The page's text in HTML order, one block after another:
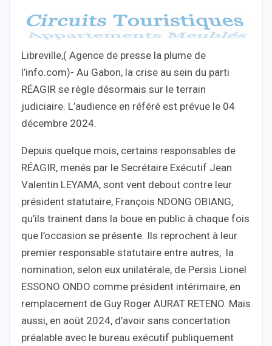
Libreville,( Agence de presse la plume de
l’info.com)- Au Gabon, la crise au sein du parti
RÉAGIR se règle désormais sur le terrain
judiciaire. L’audience en référé est prévue le 04
décembre 2024.
Depuis quelque mois, certains responsables de
RÉAGIR, menés par le Secrétaire Exécutif Jean
Valentin LEYAMA, sont vent debout contre leur
président statutaire, François NDONG OBIANG,
qu’ils trainent dans la boue en public à chaque fois
que l’occasion se présente. Ils reprochent à leur
premier responsable statutaire entre autres, la
nomination, selon eux unilatérale, de Persis Lionel
ESSONO ONDO comme président intérimaire, en
remplacement de Guy Roger AURAT RETENO. Mais
aussi, en août 2024, d’avoir sans concertation
préalable avec le bureau exécutif publiquement